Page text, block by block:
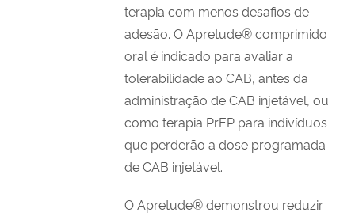
terapia com menos desafios de
adesão. O Apretude® comprimido
oral é indicado para avaliar a
tolerabilidade ao CAB, antes da
administração de CAB injetável, ou
como terapia PrEP para indivíduos
que perderão a dose programada
de CAB injetável.
O Apretude® demonstrou reduzir